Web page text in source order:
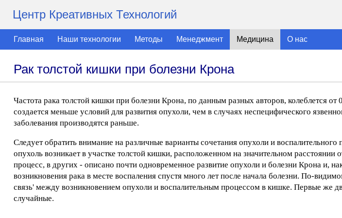
Центр Креативных Технологий
Главная Наши технологии Методы Менеджмент Медицина О нас
Рак толстой кишки при болезни Крона
Частота рака толстой кишки при болезни Крона, по данным разных авторов, колеблется
создается меньше условий для развития опухоли, чем в случаях неспецифического
заболевания производятся раньше.
Следует обратить внимание на различные варианты сочетания опухоли и
опухоль возникает в участке толстой кишки, расположенном на значительном расстоянии
процесс, в других - описано почти одновременное развитие опухоли и болезни Крона и,
возникновения рака в месте воспаления спустя много лет после начала болезни. По-
связь' между возникновением опухоли и воспалительным процессом в кишке. Первые же
случайные.